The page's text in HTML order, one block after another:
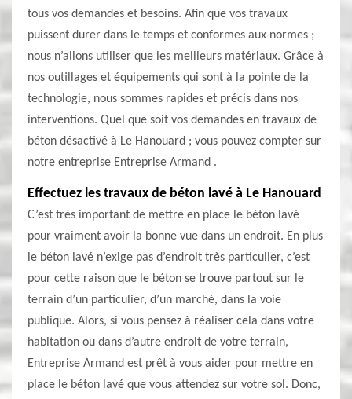
tous vos demandes et besoins. Afin que vos travaux
puissent durer dans le temps et conformes aux normes ;
nous n’allons utiliser que les meilleurs matériaux. Grâce à
nos outillages et équipements qui sont à la pointe de la
technologie, nous sommes rapides et précis dans nos
interventions. Quel que soit vos demandes en travaux de
béton désactivé à Le Hanouard ; vous pouvez compter sur
notre entreprise Entreprise Armand .
Effectuez les travaux de béton lavé à Le Hanouard
C’est très important de mettre en place le béton lavé
pour vraiment avoir la bonne vue dans un endroit. En plus
le béton lavé n’exige pas d’endroit très particulier, c’est
pour cette raison que le béton se trouve partout sur le
terrain d’un particulier, d’un marché, dans la voie
publique. Alors, si vous pensez à réaliser cela dans votre
habitation ou dans d’autre endroit de votre terrain,
Entreprise Armand est prêt à vous aider pour mettre en
place le béton lavé que vous attendez sur votre sol. Donc,